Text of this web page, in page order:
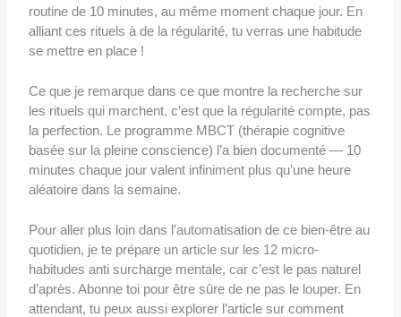
routine de 10 minutes, au même moment chaque jour. En
alliant ces rituels à de la régularité, tu verras une habitude
se mettre en place !
Ce que je remarque dans ce que montre la recherche sur
les rituels qui marchent, c’est que la régularité compte, pas
la perfection. Le programme MBCT (thérapie cognitive
basée sur la pleine conscience) l’a bien documenté — 10
minutes chaque jour valent infiniment plus qu’une heure
aléatoire dans la semaine.
Pour aller plus loin dans l’automatisation de ce bien-être au
quotidien, je te prépare un article sur les 12 micro-
habitudes anti surcharge mentale, car c’est le pas naturel
d’après. Abonne toi pour être sûre de ne pas le louper. En
attendant, tu peux aussi explorer l’article sur comment